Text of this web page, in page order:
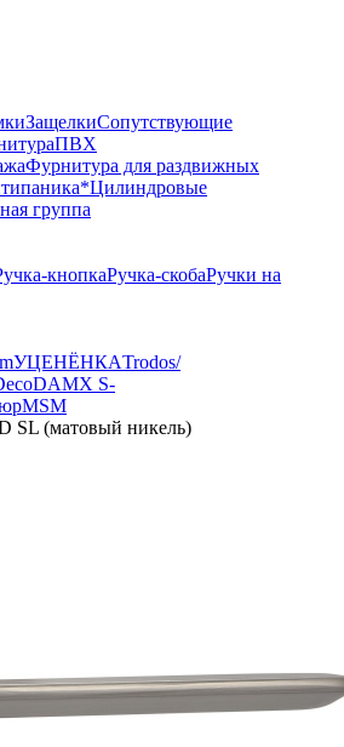
ЗащелкиСопутствующие
ПВХ
Фурнитура для раздвижных
Цилиндровые
группа
кнопкаРучка-скобаРучки на
УЦЕНЁНКАTrodos/
DAMX S-
MSM
SL (матовый никель)